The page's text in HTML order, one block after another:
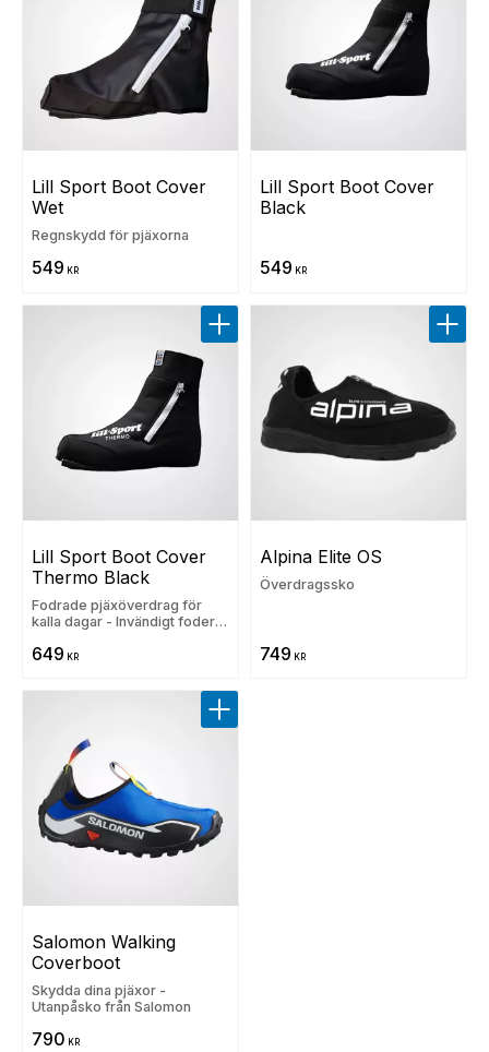
Lill Sport Boot Cover
Wet
Regnskydd för pjäxorna
549 KR
Lill Sport Boot Cover
Black
549 KR
Lill Sport Boot Cover
Thermo Black
Fodrade pjäxöverdrag för
kalla dagar - Invändigt foder i
649 KR
Lägg till i favoriter
Alpina Elite OS
Överdragssko
749 KR
Lägg
Salomon Walking
Coverboot
Skydda dina pjäxor -
Utanpåsko från Salomon
790 KR
Lägg till i favoriter